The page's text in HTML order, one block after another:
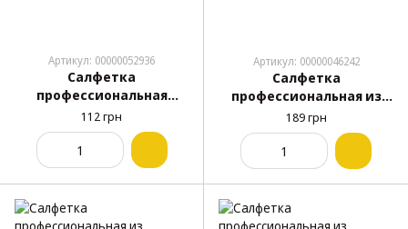
Артикул: 00000052936
Салфетка
профессиональная
40х50см для стекла и
кузова
перфорированная
Elegant EL100154 Желтая
112 грн
Артикул: 00000046242
Салфетка
профессиональная из
искусственной замши
40х30см для стекла и
кузова Nowax NX65432
Желтая
189 грн